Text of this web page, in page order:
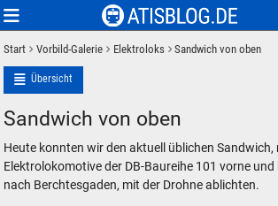
Start Vorbild-Galerie Elektroloks Sandwich von oben
Übersicht
Sandwich von oben
Heute konnten wir den aktuell üblichen Sandwich,
Elektrolokomotive der DB-Baureihe 101 vorne
nach Berchtesgaden, mit der Drohne ablichten.